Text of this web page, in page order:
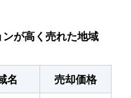
が高く売れた地域
名
売却価格